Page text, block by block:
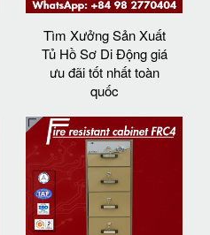
Tìm Xưởng Sản Xuất
Tủ Hồ Sơ Di Động giá
ưu đãi tốt nhất toàn
quốc